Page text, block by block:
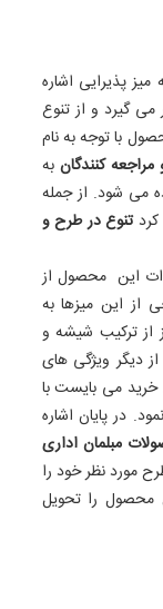
پذیرایی اشاره
می‌ گیرد و از تنوع
با توجه به نام
کنندگان به
می ‌شود. از جمله
کردتنوع در طرح و
این محصول از
از این میزها به
از ترکیب شیشه و
دیگر ویژگی‌ های
خرید می ‌بایست با
در پایان اشاره‌
مبلمان اداری
مورد نظر خود را
محصول را تحویل